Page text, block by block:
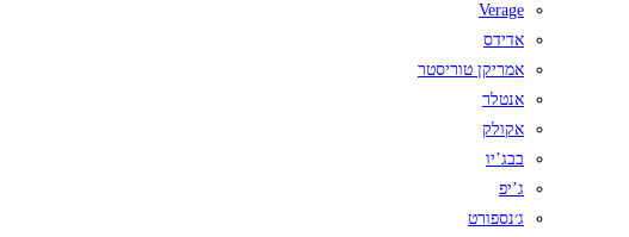
Verage
אדידס
אמריקן טוריסטר
אנטלר
אקולק
בבג’יו
ג’יפ
ג׳נספורט